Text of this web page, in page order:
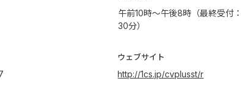
午前10時～午後8時（最終受付
30分）
ウェブサイト
http://1cs.jp/cvplusst/r